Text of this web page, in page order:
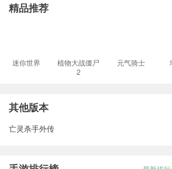
精品推荐
迷你世界
植物大战僵尸
2
元气骑士
其他版本
亡灵杀手外传